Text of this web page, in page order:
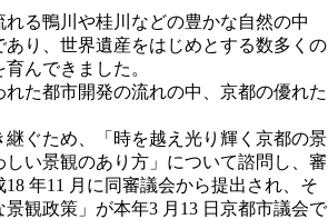
る鴨川や桂川などの豊かな自然の中
り、世界遺産をはじめとする数多くの
んできました。
た都市開発の流れの中、京都の優れた
ぐため、「時を越え光り輝く京都の景
い景観のあり方」について諮問し、審
年11 月に同審議会から提出され、そ
観政策」が本年3 月13 日京都市議会で